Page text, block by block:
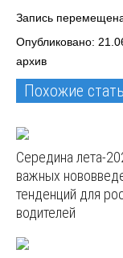
Запись
Опубликовано:
архив
Похожие
Середина лета-
важных
тенденций для
водителей